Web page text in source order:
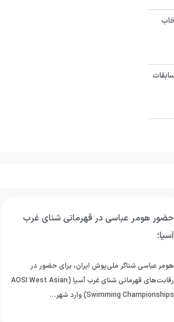
پشت مسابقات
حضور هومر عباسی در قهرمانی شنای غرب
آسیا؛
هومر عباسی شناگر ملی‌پوش ایران، برای حضور در
رقابت‌های قهرمانی شنای غرب آسیا (AOSI West Asian
Swimming Championships) وارد شهر…